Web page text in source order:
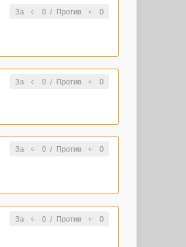
За 0/ Против 0
За 0/ Против 0
За 0/ Против 0
За 0/ Против 0